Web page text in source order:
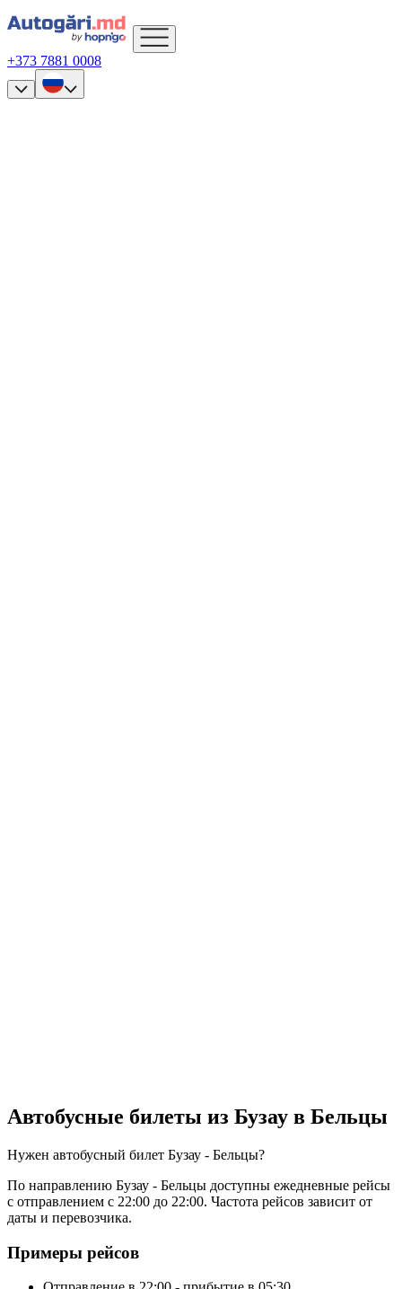
+373 7881 0008
Автобусные билеты из Бузау в Бельцы
Нужен автобусный билет Бузау - Бельцы?
По направлению Бузау - Бельцы доступны ежедневные рейсы
с отправлением с 22:00 до 22:00. Частота рейсов зависит от
даты и перевозчика.
Примеры рейсов